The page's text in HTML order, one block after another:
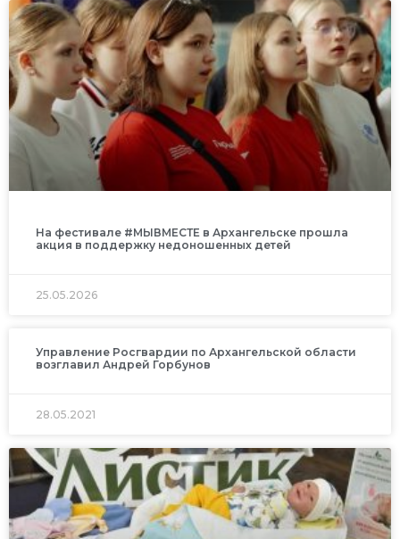
На фестивале #МЫВМЕСТЕ в Архангельске прошла
акция в поддержку недоношенных детей
25.05.2026
Управление Росгвардии по Архангельской области
возглавил Андрей Горбунов
28.05.2021